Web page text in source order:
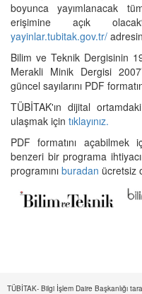
boyunca yayımlanacak
erişimine açık
yayinlar.tubitak.gov.tr/
Bilim ve Teknik Dergisinin
Merakli Minik Dergisi
güncel sayılarını PDF
TÜBİTAK'ın dijital
ulaşmak için tıklayınız.
PDF formatını
benzeri bir programa
programını buradan ücretsiz
TÜBİTAK- Bilgi İşlem Daire Başkanlığı